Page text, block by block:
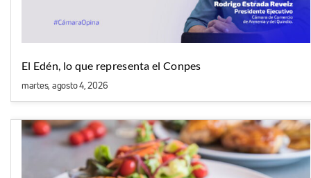
El Edén, lo que representa el Conpes
martes, agosto 4, 2026